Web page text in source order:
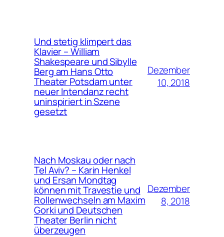
Und stetig klimpert das
Klavier – William
Shakespeare und Sibylle
Berg am Hans Otto
Theater Potsdam unter
neuer Intendanz recht
uninspiriert in Szene
gesetzt
Dezember
10, 2018
Nach Moskau oder nach
Tel Aviv? – Karin Henkel
und Ersan Mondtag
können mit Travestie und
Rollenwechseln am Maxim
Gorki und Deutschen
Theater Berlin nicht
überzeugen
Dezember
8, 2018